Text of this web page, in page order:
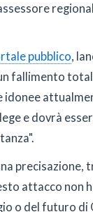
pubblico,
fallimento
e dovrà
attacco non
o del futuro di